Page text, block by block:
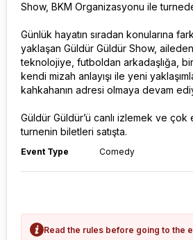
Show, BKM Organizasyonu ile
Günlük hayatın sıradan konularına
yaklaşan Güldür Güldür Show,
teknolojiye, futboldan arkadaşlığa,
kendi mizah anlayışı ile yeni
kahkahanın adresi olmaya devam
Güldür Güldür’ü canlı izlemek ve çok
turnenin biletleri satışta.
Event Type Comedy
Read the rules before going to the